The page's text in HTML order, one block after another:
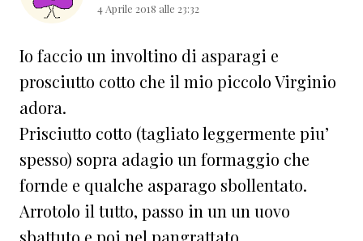
4 Aprile 2018 alle 23:32
Io faccio un involtino di asparagi e
prosciutto cotto che il mio piccolo Virginio
adora.
Prisciutto cotto (tagliato leggermente piu’
spesso) sopra adagio un formaggio che
fornde e qualche asparago sbollentato.
Arrotolo il tutto, passo in un un uovo
sbattuto e poi nel pangrattato.